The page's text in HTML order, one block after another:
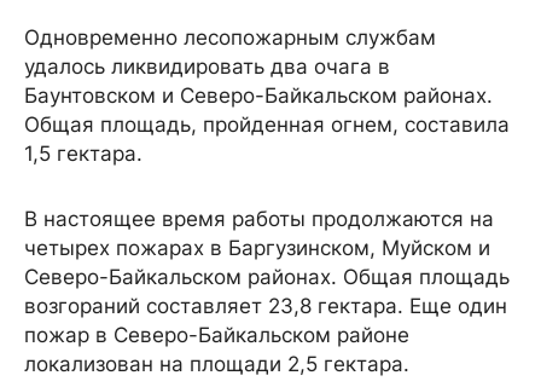
Одновременно лесопожарным службам
удалось ликвидировать два очага в
Баунтовском и Северо-Байкальском районах.
Общая площадь, пройденная огнем, составила
1,5 гектара.
В настоящее время работы продолжаются на
четырех пожарах в Баргузинском, Муйском и
Северо-Байкальском районах. Общая площадь
возгораний составляет 23,8 гектара. Еще один
пожар в Северо-Байкальском районе
локализован на площади 2,5 гектара.